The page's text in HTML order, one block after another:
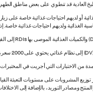
العادية قد تنطوي على بعض مناطق
أو لديهم احتياجات غذائية خاصة على
الغذائية ولديهم احتياجات غذائية
من الاختبارات التي أجريت في
المشروبات على مستويات التعبئة
ومصادر التوريد، بالإضافة إلى